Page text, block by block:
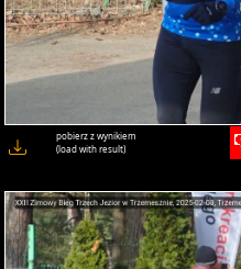
pobierz z wynikiem
(load with result)